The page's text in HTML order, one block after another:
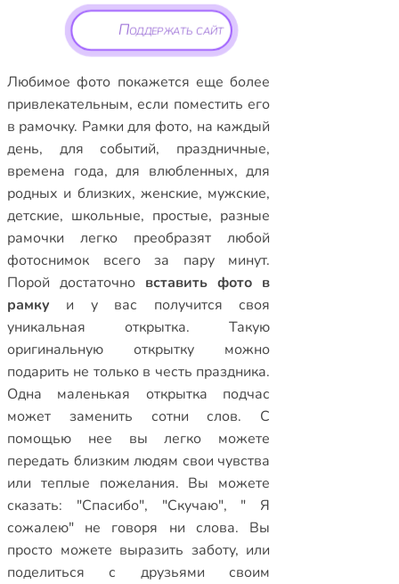
Поддержать сайт
Любимое фото покажется еще более
привлекательным, если поместить его
в рамочку. Рамки для фото, на каждый
день, для событий, праздничные,
времена года,для влюбленных,для
родных и близких, женские, мужские,
детские, школьные, простые, разные
рамочки легко преобразят любой
фотоснимок всего за пару минут.
Порой достаточно вставить фото в
рамку и у вас получится своя
уникальная открытка. Такую
оригинальную открытку можно
подарить не только в честь праздника.
Одна маленькая открытка подчас
может заменить сотни слов. С
помощью нее вы легко можете
передать близким людям свои чувства
или теплые пожелания. Вы можете
сказать: "Спасибо", "Скучаю", " Я
сожалею" не говоря ни слова. Вы
просто можете выразить заботу, или
поделиться с друзьями своим